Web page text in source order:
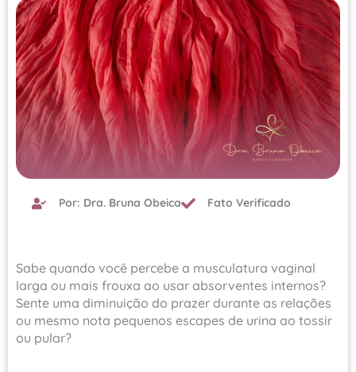
Por: Dra. Bruna Obeica Fato Verificado
Sabe quando você percebe a musculatura vaginal
larga ou mais frouxa ao usar absorventes internos?
Sente uma diminuição do prazer durante as relações
ou mesmo nota pequenos escapes de urina ao tossir
ou pular?